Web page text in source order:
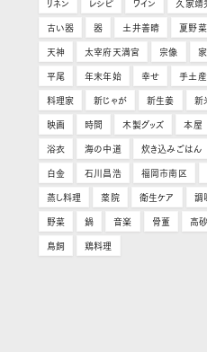
リネン レシピ ワイン 久家靖
古い器 器 土井善晴 夏野菜
天神 太宰府天満宮 宗像
平尾 年末年始 幸せ 手土産
料理家 新じゃが 新生姜 新
映画 時間 木製グッズ 本屋
浴衣 海の中道 炊き込みごはん
白金 石川昌浩 福岡市南区
蒸し料理 薬院 衛生ケア 調
野菜 鍋 音楽 骨董 高砂
鳥飼 鶏料理